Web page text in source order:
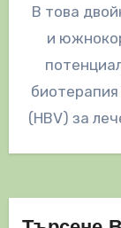
В това
и
(HBV) за